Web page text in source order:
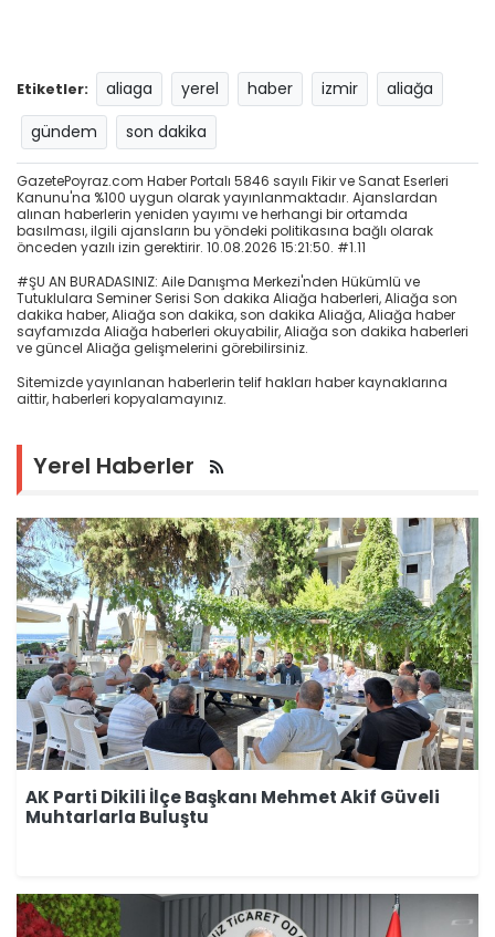
Etiketler: aliaga yerel haber izmir
aliağa
gündem
son dakika
GazetePoyraz.com Haber Portalı 5846 sayılı Fikir ve Sanat Eserleri
Kanunu'na %100 uygun olarak yayınlanmaktadır. Ajanslardan
alınan haberlerin yeniden yayımı ve herhangi bir ortamda
basılması, ilgili ajansların bu yöndeki politikasına bağlı olarak
önceden yazılı izin gerektirir. 10.08.2026 15:21:50. #1.11
#ŞU AN BURADASINIZ: Aile Danışma Merkezi'nden Hükümlü ve
Tutuklulara Seminer Serisi Son dakika Aliağa haberleri, Aliağa son
dakika haber, Aliağa son dakika, son dakika Aliağa, Aliağa haber
sayfamızda Aliağa haberleri okuyabilir, Aliağa son dakika haberleri
ve güncel Aliağa gelişmelerini görebilirsiniz.
Sitemizde yayınlanan haberlerin telif hakları haber kaynaklarına
aittir, haberleri kopyalamayınız.
Yerel Haberler
AK Parti Dikili İlçe Başkanı Mehmet Akif Güveli
Muhtarlarla Buluştu